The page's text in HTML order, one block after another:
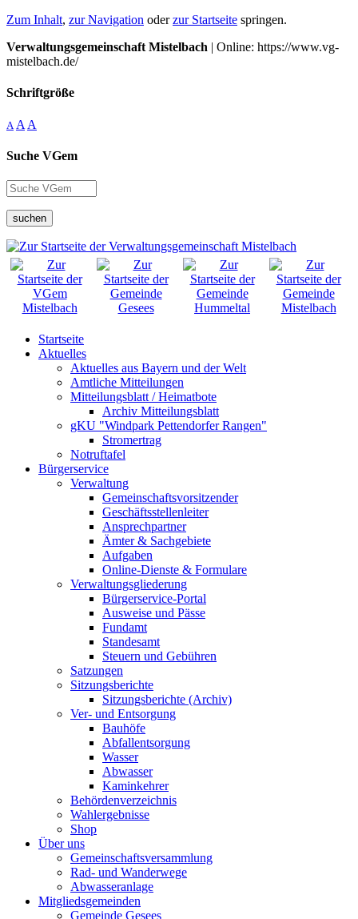
Zum Inhalt, zur Navigation oderzur Startseite springen.
Verwaltungsgemeinschaft Mistelbach | Online: https://www.vg-
mistelbach.de/
Schriftgröße
A A A
Suche VGem
suchen
Startseite
Aktuelles
Aktuelles aus Bayern und der Welt
Amtliche Mitteilungen
Mitteilungsblatt / Heimatbote
Archiv Mitteilungsblatt
gKU "Windpark Pettendorfer Rangen"
Stromertrag
Notruftafel
Bürgerservice
Verwaltung
Gemeinschaftsvorsitzender
Geschäftsstellenleiter
Ansprechpartner
Ämter & Sachgebiete
Aufgaben
Online-Dienste & Formulare
Verwaltungsgliederung
Bürgerservice-Portal
Ausweise und Pässe
Fundamt
Standesamt
Steuern und Gebühren
Satzungen
Sitzungsberichte
Sitzungsberichte (Archiv)
Ver- und Entsorgung
Bauhöfe
Abfallentsorgung
Wasser
Abwasser
Kaminkehrer
Behördenverzeichnis
Wahlergebnisse
Shop
Über uns
Gemeinschaftsversammlung
Rad- und Wanderwege
Abwasseranlage
Mitgliedsgemeinden
Gemeinde Gesees